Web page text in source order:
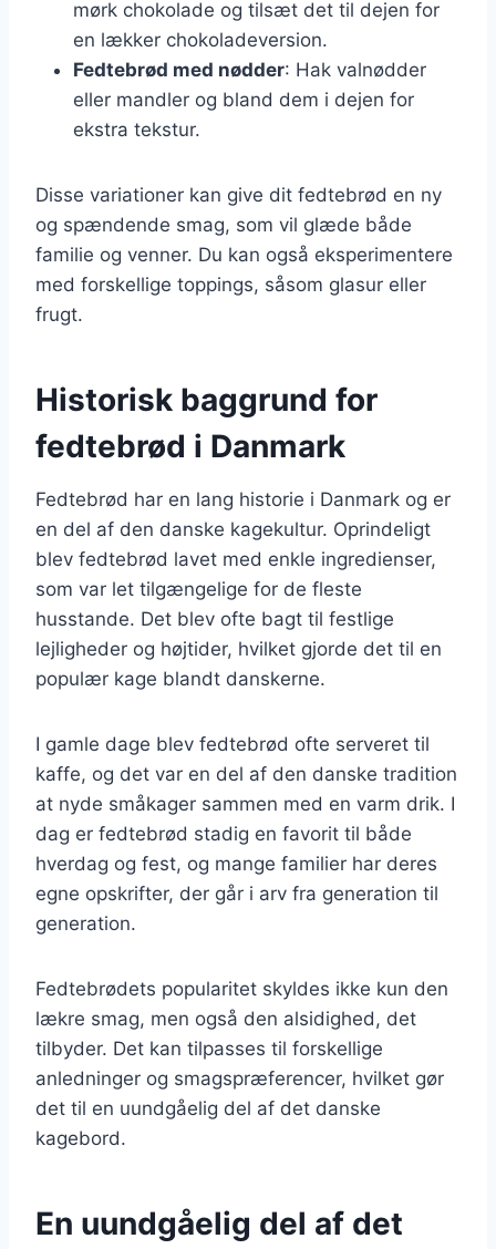
mørk chokolade og tilsæt det til dejen for
en lækker chokoladeversion.
Fedtebrød med nødder: Hak valnødder
eller mandler og bland dem i dejen for
ekstra tekstur.
Disse variationer kan give dit fedtebrød en ny
og spændende smag, som vil glæde både
familie og venner. Du kan også eksperimentere
med forskellige toppings, såsom glasur eller
frugt.
Historisk baggrund for
fedtebrød i Danmark
Fedtebrød har en lang historie i Danmark og er
en del af den danske kagekultur. Oprindeligt
blev fedtebrød lavet med enkle ingredienser,
som var let tilgængelige for de fleste
husstande. Det blev ofte bagt til festlige
lejligheder og højtider, hvilket gjorde det til en
populær kage blandt danskerne.
I gamle dage blev fedtebrød ofte serveret til
kaffe, og det var en del af den danske tradition
at nyde småkager sammen med en varm drik. I
dag er fedtebrød stadig en favorit til både
hverdag og fest, og mange familier har deres
egne opskrifter, der går i arv fra generation til
generation.
Fedtebrødets popularitet skyldes ikke kun den
lækre smag, men også den alsidighed, det
tilbyder. Det kan tilpasses til forskellige
anledninger og smagspræferencer, hvilket gør
det til en uundgåelig del af det danske
kagebord.
En uundgåelig del af det